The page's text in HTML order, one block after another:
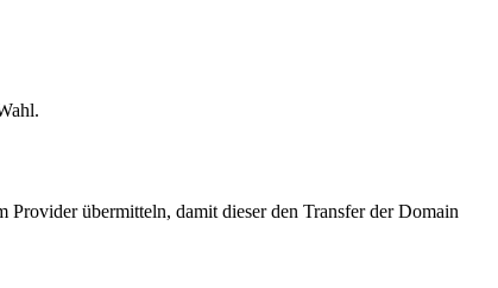
übermitteln, damit dieser den Transfer der Domain